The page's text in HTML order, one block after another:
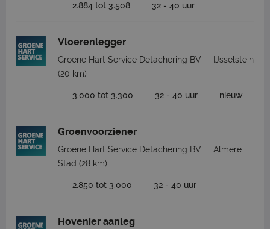
2.884 tot 3.508 32 - 40 uur
Vloerenlegger
Groene Hart Service Detachering BV
IJsselstein
(20 km)
3.000 tot 3.300 32 - 40 uur nieuw
Groenvoorziener
Groene Hart Service Detachering BV
Almere
Stad (28 km)
2.850 tot 3.000 32 - 40 uur
Hovenier aanleg